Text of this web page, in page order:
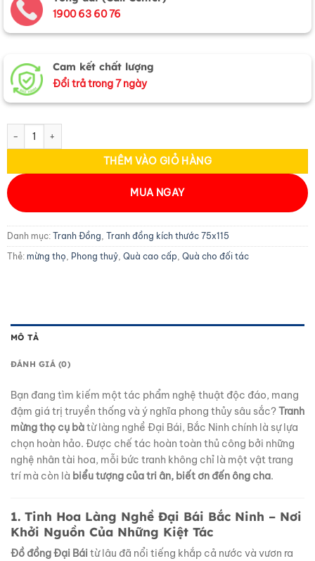
1900 63 60 76
Cam kết chất lượng
Đổi trả trong 7 ngày
Tranh Đồng Mừng Thọ Cụ Bà 75x115cm (HĐ) số lượng
THÊM VÀO GIỎ HÀNG
MUA NGAY
Danh mục: Tranh Đồng, Tranh đồng kích thước 75x115
Thẻ: mừng thọ, Phong thuỷ, Quà cao cấp, Quà cho đối tác
MÔ TẢ
ĐÁNH GIÁ (0)
Bạn đang tìm kiếm một tác phẩm nghệ thuật độc đáo, mang
đậm giá trị truyền thống và ý nghĩa phong thủy sâu sắc?Tranh
mừng thọ cụ bàtừ làng nghề Đại Bái, Bắc Ninh chính là sự lựa
chọn hoàn hảo. Được chế tác hoàn toàn thủ công bởi những
nghệ nhân tài hoa, mỗi bức tranh không chỉ là một vật trang
trí mà còn là biểu tượng của tri ân, biết ơn đến ông cha.
1. Tinh Hoa Làng Nghề Đại Bái Bắc Ninh – Nơi
Khởi Nguồn Của Những Kiệt Tác
Đồ đồng Đại Báitừ lâu đã nổi tiếng khắp cả nước và vươn ra